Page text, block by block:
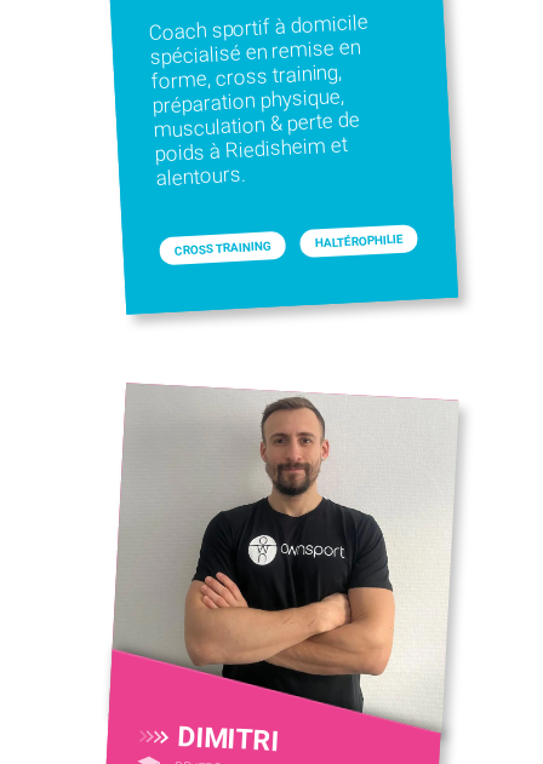
Coach sportif à domicile
spécialisé en remise en
forme, cross training,
préparation physique,
musculation & perte de
poids à Riedisheim et
alentours.
CROSS TRAINING HALTÉROPHILIE
DIMITRI